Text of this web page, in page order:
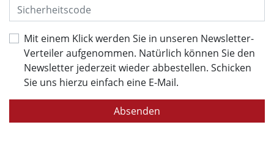
Mit einem Klick werden Sie in unseren Newsletter-
Verteiler aufgenommen. Natürlich können Sie den
Newsletter jederzeit wieder abbestellen. Schicken
Sie uns hierzu einfach eine E-Mail.
Absenden